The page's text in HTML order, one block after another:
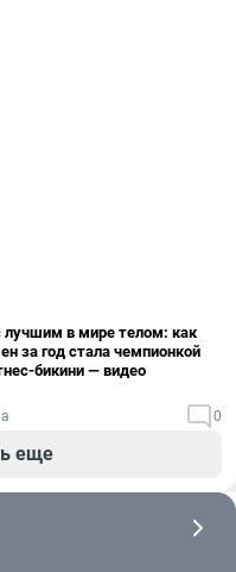
в мире телом: как
за год стала чемпионкой
бикини — видео
0
еще